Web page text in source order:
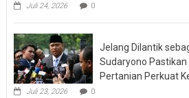
Juli 24, 2026 0
Jelang Dilantik
Sudaryono Pastikan
Pertanian Perkuat
Juli 23, 2026 0